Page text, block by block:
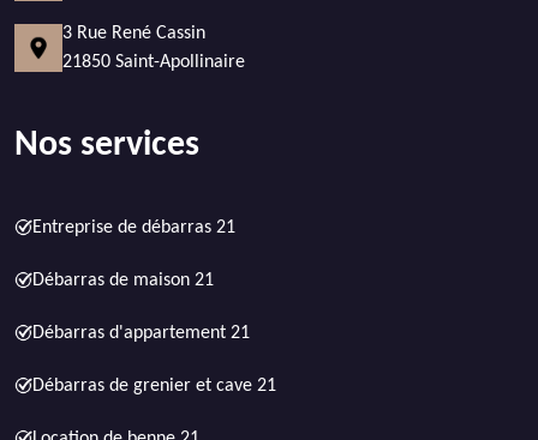
3 Rue René Cassin
21850 Saint-Apollinaire
Nos services
Entreprise de débarras 21
Débarras de maison 21
Débarras d'appartement 21
Débarras de grenier et cave 21